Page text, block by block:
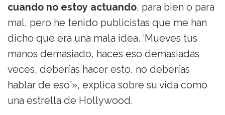
cuando no estoy actuando, para bien o para
mal, pero he tenido publicistas que me han
dicho que era una mala idea. ‘Mueves tus
manos demasiado, haces eso demasiadas
veces, deberías hacer esto, no deberías
hablar de eso'», explica sobre su vida como
una estrella de Hollywood.